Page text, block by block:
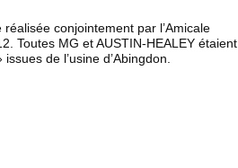
conjointement par l’Amicale
Toutes MG et AUSTIN-HEALEY étaient
de l’usine d’Abingdon.